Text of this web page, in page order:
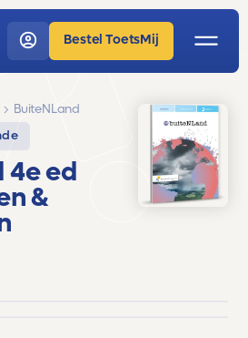
Bestel ToetsMij
BuiteNLand
4e ed
&